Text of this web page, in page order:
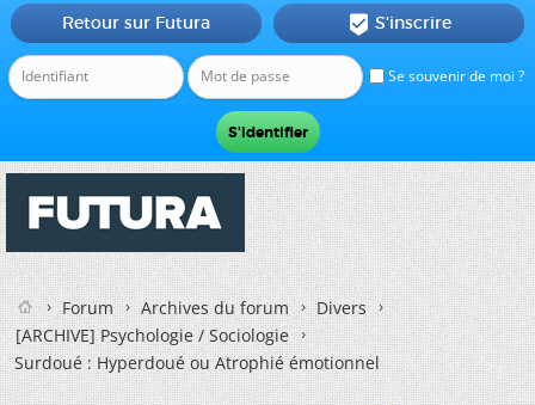
Se souvenir de moi ?
Retour sur Futura  S'inscrire
Forum Archives du forum
Divers
[ARCHIVE] Psychologie / Sociologie
Surdoué : Hyperdoué ou Atrophié émotionnel